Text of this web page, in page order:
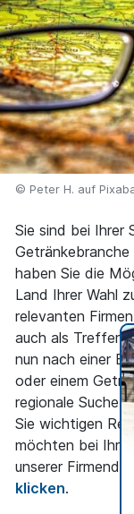
© Peter H. auf
Sie sind bei Ihrer
haben Sie die
Land Ihrer Wahl
relevanten
auch als Treffer
nun nach einer
oder einem
regionale Suche
Sie wichtigen
möchten bei
unserer
klicken.